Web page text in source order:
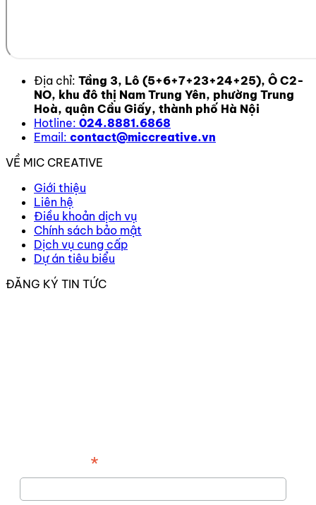
Địa chỉ: Tầng 3, Lô (5+6+7+23+24+25), Ô C2-
NO, khu đô thị Nam Trung Yên, phường Trung
Hoà, quận Cầu Giấy, thành phố Hà Nội
Hotline: 024.8881.6868
Email: contact@miccreative.vn
VỀ MIC CREATIVE
Giới thiệu
Liên hệ
Điều khoản dịch vụ
Chính sách bảo mật
Dịch vụ cung cấp
Dự án tiêu biểu
ĐĂNG KÝ TIN TỨC
*